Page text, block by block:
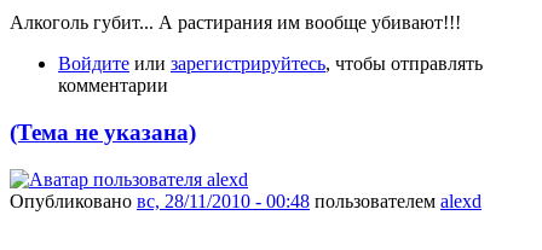
Алкоголь губит... А растирания им вообще убивают!!!
Войдите или зарегистрируйтесь, чтобы отправлять
комментарии
(Тема не указана)
Опубликовано вс, 28/11/2010 - 00:48 пользователем alexd